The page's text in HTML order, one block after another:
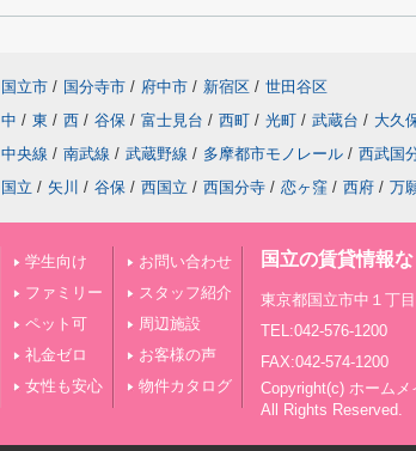
国立市 / 国分寺市 / 府中市 / 新宿区 / 世田谷区
中 / 東 / 西 / 谷保 / 富士見台 / 西町 / 光町 / 武蔵台 / 大久
中央線 / 南武線 / 武蔵野線 / 多摩都市モノレール / 西武国
国立 / 矢川 / 谷保 / 西国立 / 西国分寺 / 恋ヶ窪 / 西府 / 万
学生向け
ファミリー
ペット可
礼金ゼロ
女性も安心
お問い合わせ
スタッフ紹介
周辺施設
お客様の声
物件カタログ
国立の賃貸情報
東京都国立市中１丁
TEL:042-576-1200
FAX:042-574-1200
Copyright(c) ホーム
All Rights Reserved.